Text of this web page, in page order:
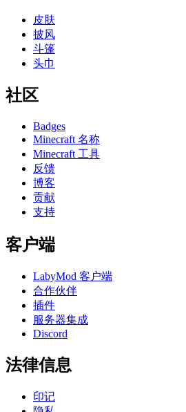
皮肤
披风
斗篷
头巾
社区
Badges
Minecraft 名称
Minecraft 工具
反馈
博客
贡献
支持
客户端
LabyMod 客户端
合作伙伴
插件
服务器集成
Discord
法律信息
印记